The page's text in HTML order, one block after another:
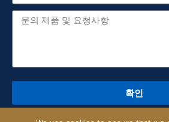
확인